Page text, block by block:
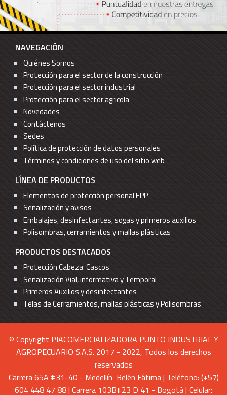
NAVEGACIÓN
Quiénes Somos
Protección para el sector de la construcción
Protección para el sector industrial
Protección para el sector agricola
Novedades
Contáctenos
Sedes
Política de protección de datos personales
Términos y condiciones de uso del sitio web
LÍNEA DE PRODUCTOS
Elementos de protección personal EPP
Señalización y avisos
Embalajes, desinfectantes, sogas y primeros auxilios
Polisombras, cerramientos y mallas plásticas
PRODUCTOS DESTACADOS
Protección Cabeza: Cascos
Señalización Vial, informativa y Temporal
Primeros Auxilios y desinfectantes
Telas de Cerramientos, mallas plásticas y Polisombras
© Copyright PIACOMERCIALIZADORA PUNTO INDUSTRIAL Y
AGROPECUARIO S.A.S. 2017 - 2022, Todos los derechos
reservados
Carrera 65A #31-40 - Medellín Belén Fátima | Teléfono: (+57)
604 448 47 88 | Carrera 103B#23 D 41 - Bogotá | Celular: